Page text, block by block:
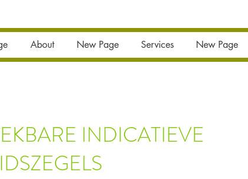
About New Page Services New Page
INDICATIEVE